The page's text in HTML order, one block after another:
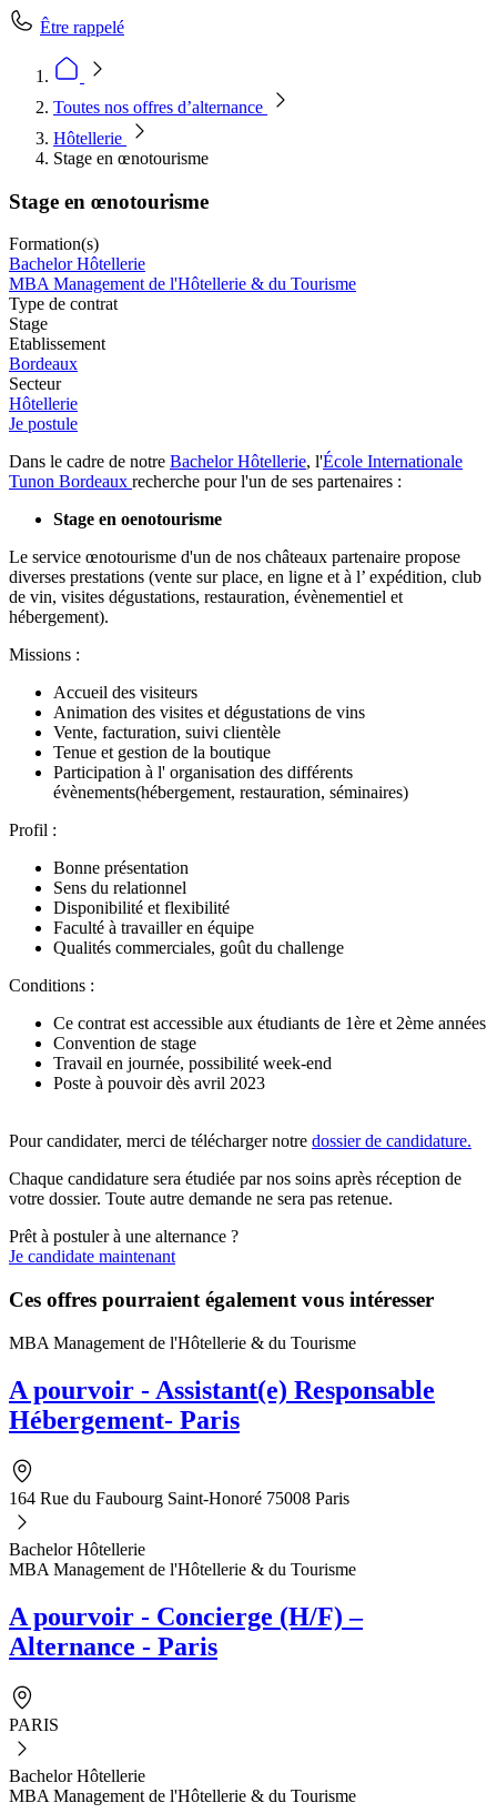
Être rappelé
Toutes nos offres d’alternance
Hôtellerie
Stage en œnotourisme
Stage en œnotourisme
Formation(s)
Bachelor Hôtellerie
MBA Management de l'Hôtellerie & du Tourisme
Type de contrat
Stage
Etablissement
Bordeaux
Secteur
Hôtellerie
Je postule
Dans le cadre de notre BachelorHôtellerie, l'École Internationale
Tunon Bordeaux recherche pour l'un de ses partenaires :
Stage en oenotourisme
Le service œnotourisme d'un de nos châteaux partenaire propose
diverses prestations (vente sur place, en ligne et à l’ expédition, club
de vin, visites dégustations, restauration, évènementiel et
hébergement).
Missions :
Accueil des visiteurs
Animation des visites et dégustations de vins
Vente, facturation, suivi clientèle
Tenue et gestion de la boutique
Participation à l' organisation des différents
évènements(hébergement, restauration, séminaires)
Profil :
Bonne présentation
Sens du relationnel
Disponibilité et flexibilité
Faculté à travailler en équipe
Qualités commerciales, goût du challenge
Conditions :
Ce contrat est accessible aux étudiants de 1ère et 2ème années
Convention de stage
Travail en journée, possibilité week-end
Poste à pouvoir dès avril 2023
Pour candidater, merci de télécharger notre dossier de candidature.
Chaque candidature sera étudiée par nos soins après réception de
votre dossier. Toute autre demande ne sera pas retenue.
Prêt à postuler à une alternance ?
Je candidate maintenant
Ces offres pourraient également vous intéresser
MBA Management de l'Hôtellerie & du Tourisme
A pourvoir - Assistant(e) Responsable
Hébergement- Paris
164 Rue du Faubourg Saint-Honoré 75008 Paris
Bachelor Hôtellerie
MBA Management de l'Hôtellerie & du Tourisme
A pourvoir - Concierge (H/F) –
Alternance - Paris
PARIS
Bachelor Hôtellerie
MBA Management de l'Hôtellerie & du Tourisme